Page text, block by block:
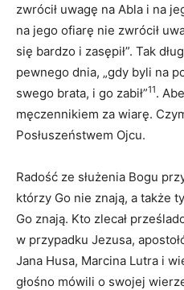
zwrócił uwagę na Abla i na
na jego ofiarę nie zwrócił
się bardzo i zasępił”. Tak
pewnego dnia, „gdy byli na
swego brata, i go zabił”11.
męczennikiem za wiarę.
Posłuszeństwem Ojcu.
Radość ze służenia Bogu
którzy Go nie znają, a także
Go znają. Kto zlecał
w przypadku Jezusa,
Jana Husa, Marcina Lutra i
głośno mówili o swojej